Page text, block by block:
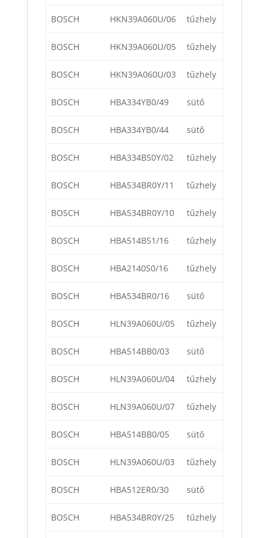
BOSCH HKN39A060U/06 tűzhely
BOSCH HKN39A060U/05 tűzhely
BOSCH HKN39A060U/03 tűzhely
BOSCH HBA334YB0/49 sütő
BOSCH HBA334YB0/44 sütő
BOSCH HBA334BS0Y/02 tűzhely
BOSCH HBA534BR0Y/11 tűzhely
BOSCH HBA534BR0Y/10 tűzhely
BOSCH HBA514BS1/16 tűzhely
BOSCH HBA2140S0/16 tűzhely
BOSCH HBA534BR0/16 sütő
BOSCH HLN39A060U/05 tűzhely
BOSCH HBA514BB0/03 sütő
BOSCH HLN39A060U/04 tűzhely
BOSCH HLN39A060U/07 tűzhely
BOSCH HBA514BB0/05 sütő
BOSCH HLN39A060U/03 tűzhely
BOSCH HBA512ER0/30 sütő
BOSCH HBA534BR0Y/25 tűzhely